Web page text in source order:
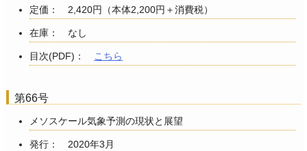
定価： 2,420円（本体2,200円＋消費税）
在庫： なし
目次(PDF)： こちら
第66号
メソスケール気象予測の現状と展望
発行： 2020年3月